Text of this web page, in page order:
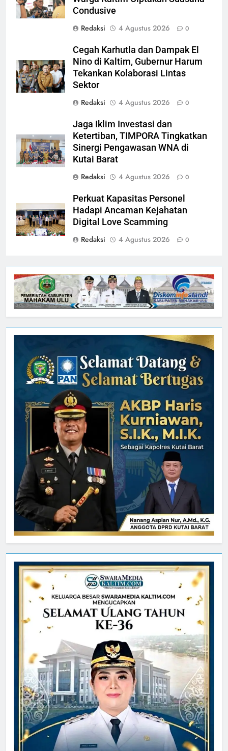
Condusive
Redaksi
4 Agustus 2026 0
Cegah Karhutla dan Dampak El
Nino di Kaltim, Gubernur Harum
Tekankan Kolaborasi Lintas
Sektor
Redaksi
4 Agustus 2026 0
Jaga Iklim Investasi dan
Ketertiban, TIMPORA Tingkatkan
Sinergi Pengawasan WNA di
Kutai Barat
Redaksi
4 Agustus 2026 0
Perkuat Kapasitas Personel
Hadapi Ancaman Kejahatan
Digital Love Scamming
Redaksi
4 Agustus 2026 0